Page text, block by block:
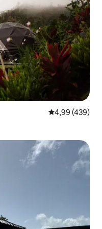
Średnia
4,99 (439)